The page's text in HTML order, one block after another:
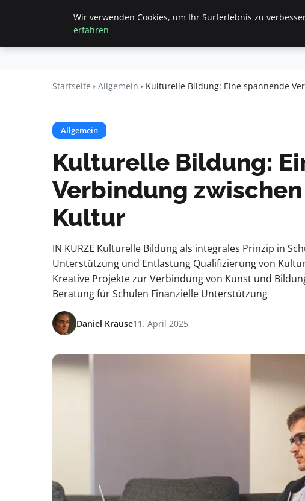
Beyond
Startseite Allgemein
Startseite Allgemein Kulturelle Bildung: Eine spannende
Allgemein
Kulturelle Bildung:
Verbindung
Kultur
IN KÜRZE Kulturelle Bildung als integrales Prinzip in
Unterstützung und Entlastung Qualifizierung von
Kreative Projekte zur Verbindung von Kunst und
Beratung für Schulen Finanzielle Unterstützung
Daniel Krause11. April 2025
Wir verwenden Cookies, um Ihr Surferlebnis zu
erfahren